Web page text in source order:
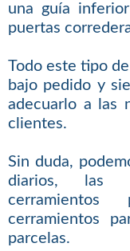
una guía
puertas
Todo este tipo
bajo pedido y
adecuarlo a las
clientes.
Sin duda,
diarios, las
cerramientos
cerramientos
parcelas.